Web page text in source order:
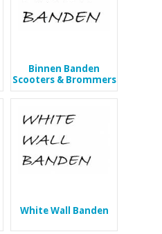
Binnen Banden
Scooters & Brommers
White Wall Banden